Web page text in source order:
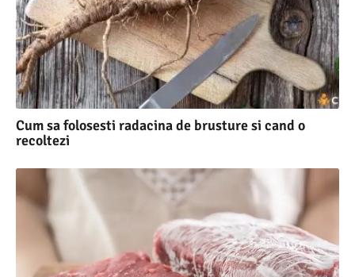
Cum sa folosesti radacina de brusture si cand o
recoltezi